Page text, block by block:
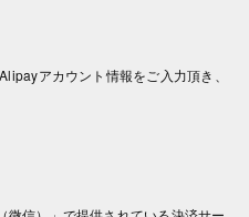
アカウント情報をご入力頂き、